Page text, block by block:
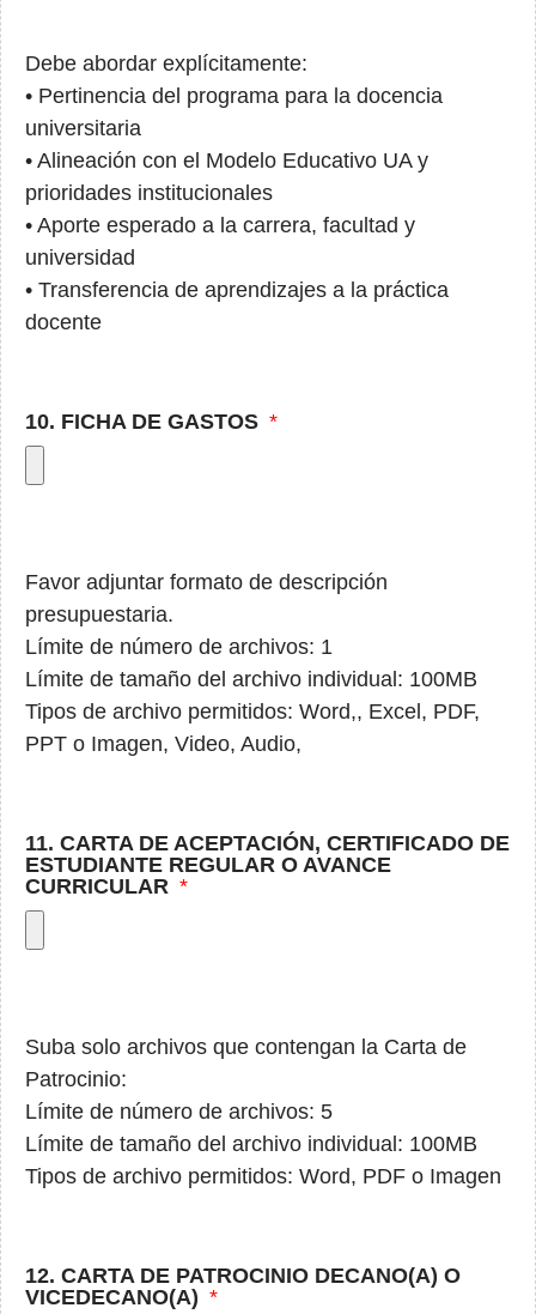
Debe abordar explícitamente:
• Pertinencia del programa para la docencia
universitaria
• Alineación con el Modelo Educativo UA y
prioridades institucionales
• Aporte esperado a la carrera, facultad y
universidad
• Transferencia de aprendizajes a la práctica
docente
10. FICHA DE GASTOS
Favor adjuntar formato de descripción
presupuestaria.
Límite de número de archivos: 1
Límite de tamaño del archivo individual: 100MB
Tipos de archivo permitidos: Word,, Excel, PDF,
PPT o Imagen, Video, Audio,
11. CARTA DE ACEPTACIÓN, CERTIFICADO DE
ESTUDIANTE REGULAR O AVANCE
CURRICULAR
Suba solo archivos que contengan la Carta de
Patrocinio:
Límite de número de archivos: 5
Límite de tamaño del archivo individual: 100MB
Tipos de archivo permitidos: Word, PDF o Imagen
12. CARTA DE PATROCINIO DECANO(A) O
VICEDECANO(A)